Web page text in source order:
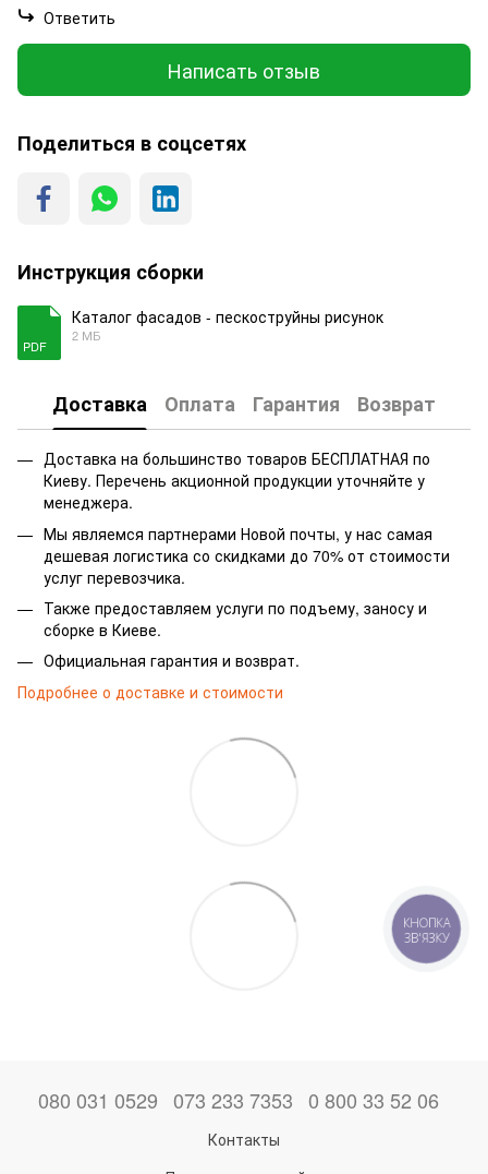
Ответить
Написать отзыв
Поделиться в соцсетях
Инструкция сборки
PDF
Каталог фасадов - пескоструйны рисунок
2 МБ
Доставка Оплата Гарантия Возврат
Доставка на большинство товаров БЕСПЛАТНАЯ по
Киеву. Перечень акционной продукции уточняйте у
менеджера.
Мы являемся партнерами Новой почты, у нас самая
дешевая логистика со скидками до 70% от стоимости
услуг перевозчика.
Также предоставляем услуги по подъему, заносу и
сборке в Киеве.
Официальная гарантия и возврат.
Подробнее о доставке и стоимости
080 031 0529 073 233 7353 0 800 33 52 06
Контакты
КНОПКА
ЗВ'ЯЗКУ